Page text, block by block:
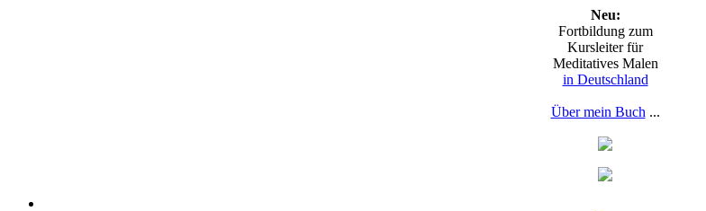
Neu:
Fortbildung zum
Kursleiter für
Meditatives Malen
in Deutschland
Über mein Buch ...